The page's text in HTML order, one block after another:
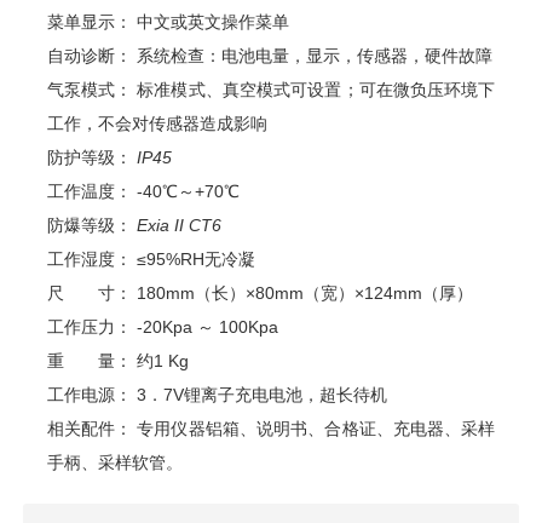
菜单显示：
中文或英文操作菜单
自动诊断：
系统检查：电池电量，显示，传感器，硬件故障
气泵模式：
标准模式、真空模式可设置；可在微负压环境下
工作，不会对传感器造成影响
防护等级：
IP45
工作温度：
-40℃～+70℃
防爆等级：
Exia II CT6
工作湿度：
≤95%RH无冷凝
尺 寸：
180mm（长）×80mm（宽）×124mm（厚）
工作压力：
-20Kpa ～ 100Kpa
重 量：
约1 Kg
工作电源：
3．7V锂离子充电电池，超长待机
相关配件：
专用仪器铝箱、说明书、合格证、充电器、采样
手柄、采样软管。